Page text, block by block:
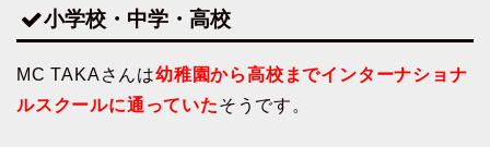
小学校・中学・高校
MC TAKAさんは幼稚園から高校までインターナショナ
ルスクールに通っていたそうです。